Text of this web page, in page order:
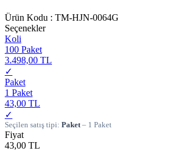
Ürün Kodu : TM-HJN-0064G
Seçenekler
Koli
100 Paket
3.498,00 TL
✓
Paket
1 Paket
43,00 TL
✓
Seçilen satış tipi: Paket – 1 Paket
Fiyat
43,00 TL